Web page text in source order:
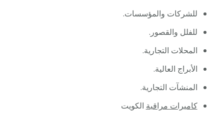
للشركات والمؤسسات.
للفلل والقصور.
المحلات التجارية.
الأبراج العالية.
المنشآت التجارية.
كاميرات مراقبة الكويت